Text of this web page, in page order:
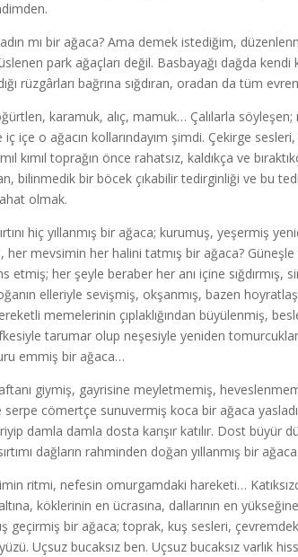
mı bir ağaca? Ama demek istediğim,
park ağaçları değil. Basbayağı dağda
rüzgârları bağrına sığdıran, oradan da tüm
karamuk, alıç, mamuk… Çalılarla
içe o ağacın kollarındayım şimdi. Çekirge
kımıl toprağın önce rahatsız, kaldıkça ve
bilinmedik bir böcek çıkabilir tedirginliği ve bu
olmak.
hiç yıllanmış bir ağaca; kurumuş, yeşermiş
her mevsimin her halini tatmış bir ağaca?
etmiş; her şeyle beraber her anı içine
elleriyle sevişmiş, okşanmış, bazen
memelerinin çıplaklığından büyülenmiş,
tarumar olup neşesiyle yeniden
emmiş bir ağaca…
giymiş, gayrisine meyletmemiş,
serpe cömertçe sunuvermiş koca bir ağaca
damla damla dosta karışır katılır. Dost
dağların rahminden doğan yıllanmış bir ağaca.
ritmi, nefesin omurgamdaki hareketi…
köklerinin en ücrasına, dallarının en
geçirmiş bir ağaca; toprak, kuş sesleri,
Uçsuz bucaksız ben. Uçsuz bucaksız varlık